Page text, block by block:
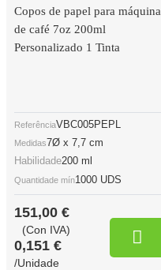
Copos de papel para máquina
de café 7oz 200ml
Personalizado 1 Tinta
ReferênciaVBC005PEPL
Medidas7Ø x 7,7 cm
Habilidade200 ml
Quantidade mín1000 UDS
151,00 €
(Con IVA)
0,151 €
/Unidade